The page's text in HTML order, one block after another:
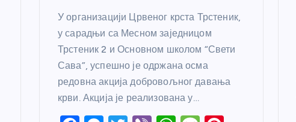
У организацији Црвеног крста Трстеник,
у сарадњи са Месном заједницом
Трстеник 2 и Основном школом “Свети
Сава”, успешно је одржана осма
редовна акција добровољног давања
крви. Акција је реализована у…